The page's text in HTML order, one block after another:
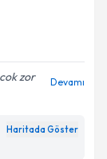
için bir
Aydınlatma
belirtilen
zor
Devamı
Haritada Göster